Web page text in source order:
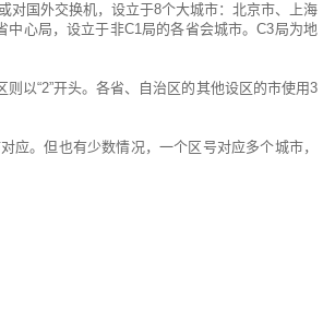
对国外交换机，设立于8个大城市：北京市、上海
心局，设立于非C1局的各省会城市。C3局为地
以“2”开头。各省、自治区的其他设区的市使用3
应。但也有少数情况，一个区号对应多个城市，